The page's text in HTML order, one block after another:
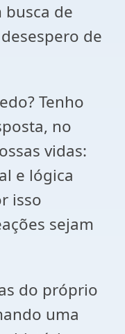
de
de
Tenho
no
vidas:
e lógica
isso
sejam
do próprio
uma